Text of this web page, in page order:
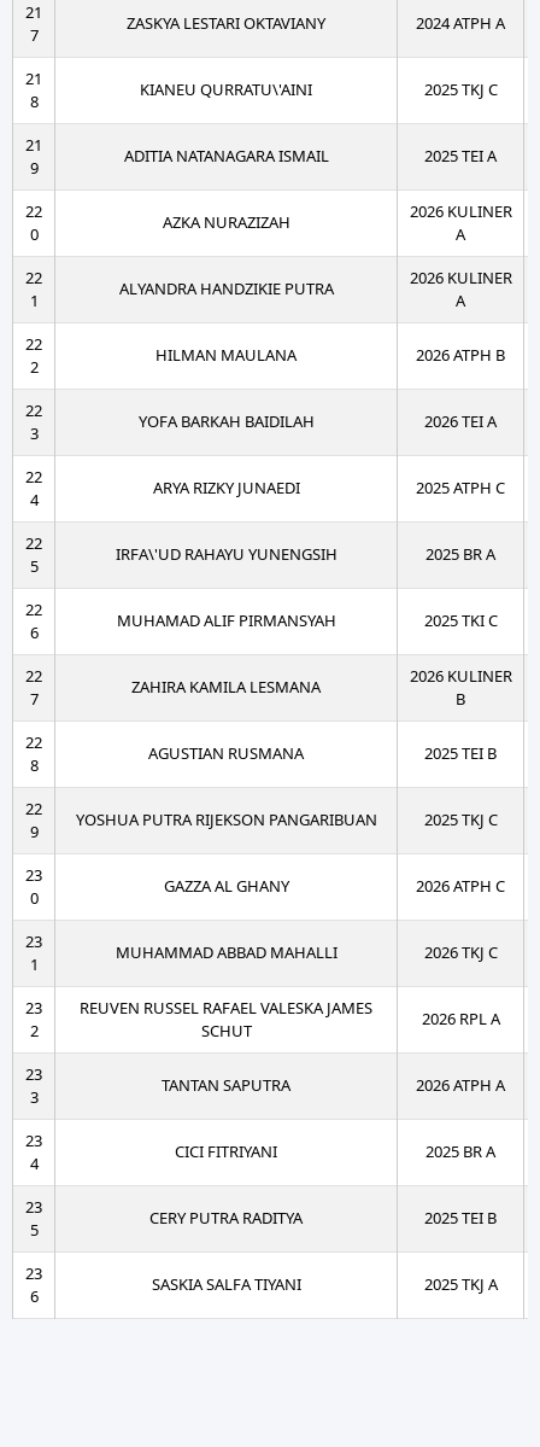
21
7
ZASKYA LESTARI OKTAVIANY 2024 ATPH A
21
8
KIANEU QURRATU\'AINI 2025 TKJ C
21
9
ADITIA NATANAGARA ISMAIL 2025 TEI A
22
0
AZKA NURAZIZAH
2026 KULINER
A
22
1
ALYANDRA HANDZIKIE PUTRA
2026 KULINER
A
22
2
HILMAN MAULANA 2026 ATPH B
22
3
YOFA BARKAH BAIDILAH 2026 TEI A
22
4
ARYA RIZKY JUNAEDI 2025 ATPH C
22
5
IRFA\'UD RAHAYU YUNENGSIH 2025 BR A
22
6
MUHAMAD ALIF PIRMANSYAH 2025 TKI C
22
7
ZAHIRA KAMILA LESMANA
2026 KULINER
B
22
8
AGUSTIAN RUSMANA 2025 TEI B
22
9
YOSHUA PUTRA RIJEKSON PANGARIBUAN 2025 TKJ C
23
0
GAZZA AL GHANY 2026 ATPH C
23
1
MUHAMMAD ABBAD MAHALLI 2026 TKJ C
23
2
REUVEN RUSSEL RAFAEL VALESKA JAMES
SCHUT
2026 RPL A
23
3
TANTAN SAPUTRA 2026 ATPH A
23
4
CICI FITRIYANI 2025 BR A
23
5
CERY PUTRA RADITYA 2025 TEI B
23
6
SASKIA SALFA TIYANI 2025 TKJ A